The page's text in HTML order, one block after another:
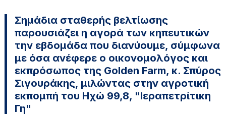
Σημάδια σταθερής βελτίωσης
παρουσιάζει η αγορά των κηπευτικών
την εβδομάδα που διανύουμε, σύμφωνα
με όσα ανέφερε ο οικονομολόγος και
εκπρόσωπος της Golden Farm, κ. Σπύρος
Σιγουράκης, μιλώντας στην αγροτική
εκπομπή του Ηχώ 99,8, "Ιεραπετρίτικη
Γη"